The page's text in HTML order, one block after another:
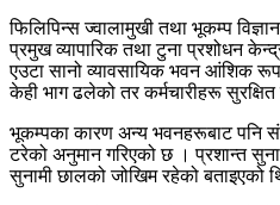
फिलिपिन्स ज्वालामुखी तथा भूकम्प
प्रमुख व्यापारिक तथा टुना प्रशोधन
एउटा सानो व्यावसायिक भवन आंशिक
केही भाग ढलेको तर कर्मचारीहरू
भूकम्पका कारण अन्य भवनहरूबाट पनि
टरेको अनुमान गरिएको छ । प्रशान्त
सुनामी छालको जोखिम रहेको बताइएको